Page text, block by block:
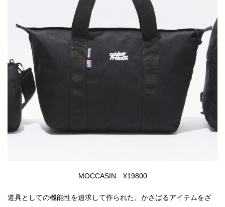
MOCCASIN ¥19800
道具としての機能性を追求して作られた、かさばるアイテムをざ